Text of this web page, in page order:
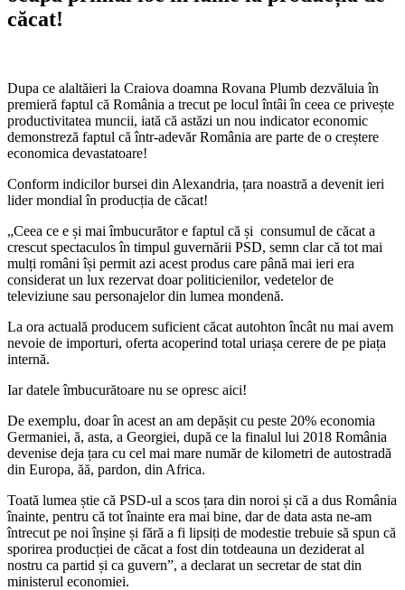
căcat!
Dupa ce alaltăieri la Craiova doamna Rovana Plumb dezvăluia în
premieră faptul că România a trecut pe locul întâi în ceea ce privește
productivitatea muncii, iată că astăzi un nou indicator economic
demonstreză faptul că într-adevăr România are parte de o creștere
economica devastatoare!
Conform indicilor bursei din Alexandria, țara noastră a devenit ieri
lider mondial în producția de căcat!
„Ceea ce e și mai îmbucurător e faptul că și consumul de căcat a
crescut spectaculos în timpul guvernării PSD, semn clar că tot mai
mulți români își permit azi acest produs care până mai ieri era
considerat un lux rezervat doar politicienilor, vedetelor de
televiziune sau personajelor din lumea mondenă.
La ora actuală producem suficient căcat autohton încât nu mai avem
nevoie de importuri, oferta acoperind total uriașa cerere de pe piața
internă.
Iar datele îmbucurătoare nu se opresc aici!
De exemplu, doar în acest an am depășit cu peste 20% economia
Germaniei, ă, asta, a Georgiei, după ce la finalul lui 2018 România
devenise deja țara cu cel mai mare număr de kilometri de autostradă
din Europa, ăă, pardon, din Africa.
Toată lumea știe că PSD-ul a scos țara din noroi și că a dus România
înainte, pentru că tot înainte era mai bine, dar de data asta ne-am
întrecut pe noi înșine și fără a fi lipsiți de modestie trebuie să spun că
sporirea producției de căcat a fost din totdeauna un deziderat al
nostru ca partid și ca guvern”, a declarat un secretar de stat din
ministerul economiei.